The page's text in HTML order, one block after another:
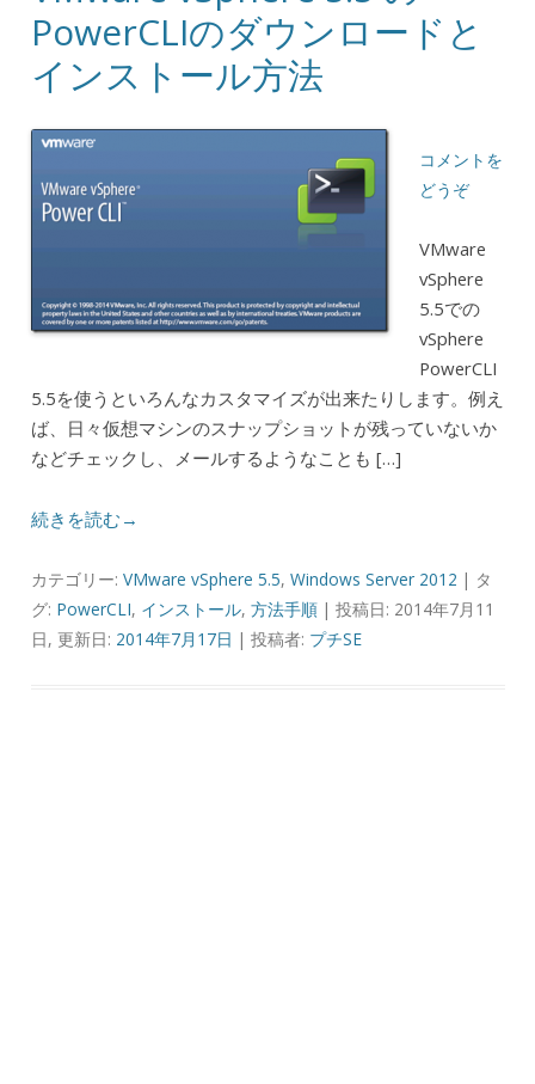
PowerCLIのダウンロードと
インストール方法
コメントを
どうぞ
VMware
vSphere
5.5での
vSphere
PowerCLI
5.5を使うといろんなカスタマイズが出来たりします。例え
ば、日々仮想マシンのスナップショットが残っていないか
などチェックし、メールするようなことも […]
続きを読む→
カテゴリー: VMware vSphere 5.5, Windows Server 2012 | タ
グ: PowerCLI, インストール, 方法手順| 投稿日: 2014年7月11
日, 更新日: 2014年7月17日 | 投稿者: プチSE